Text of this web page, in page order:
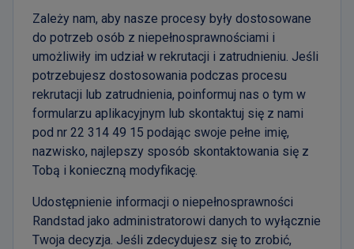
Zależy nam, aby nasze procesy były dostosowane
do potrzeb osób z niepełnosprawnościami i
umożliwiły im udział w rekrutacji i zatrudnieniu. Jeśli
potrzebujesz dostosowania podczas procesu
rekrutacji lub zatrudnienia, poinformuj nas o tym w
formularzu aplikacyjnym lub skontaktuj się z nami
pod nr 22 314 49 15 podając swoje pełne imię,
nazwisko, najlepszy sposób skontaktowania się z
Tobą i konieczną modyfikację.
Udostępnienie informacji o niepełnosprawności
Randstad jako administratorowi danych to wyłącznie
Twoja decyzja. Jeśli zdecydujesz się to zrobić,